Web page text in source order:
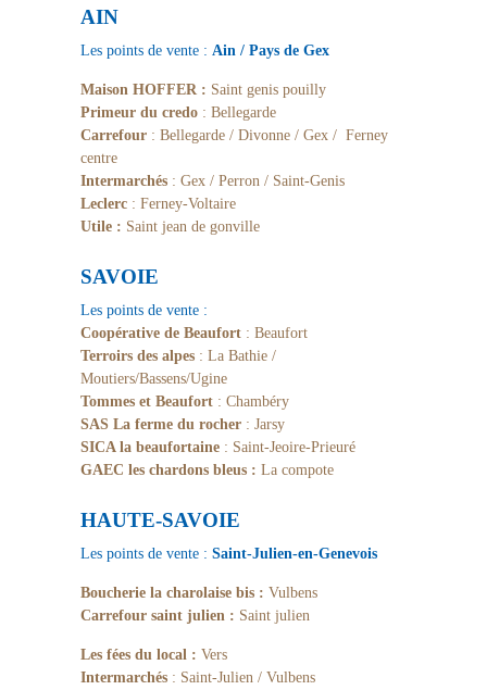
AIN
Les points de vente : Ain / Pays de Gex
Maison HOFFER : Saint genis pouilly
Primeur du credo : Bellegarde
Carrefour : Bellegarde / Divonne / Gex / Ferney
centre
Intermarchés : Gex / Perron / Saint-Genis
Leclerc : Ferney-Voltaire
Utile : Saint jean de gonville
SAVOIE
Les points de vente :
Coopérative de Beaufort : Beaufort
Terroirs des alpes : La Bathie /
Moutiers/Bassens/Ugine
Tommes et Beaufort : Chambéry
SAS La ferme du rocher : Jarsy
SICA la beaufortaine : Saint-Jeoire-Prieuré
GAEC les chardons bleus : La compote
HAUTE-SAVOIE
Les points de vente : Saint-Julien-en-Genevois
Boucherie la charolaise bis : Vulbens
Carrefour saint julien : Saint julien
Les fées du local : Vers
Intermarchés : Saint-Julien / Vulbens